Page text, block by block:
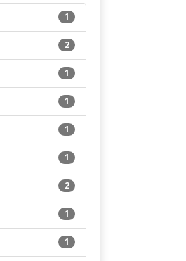
1
2
1
1
1
1
2
1
1